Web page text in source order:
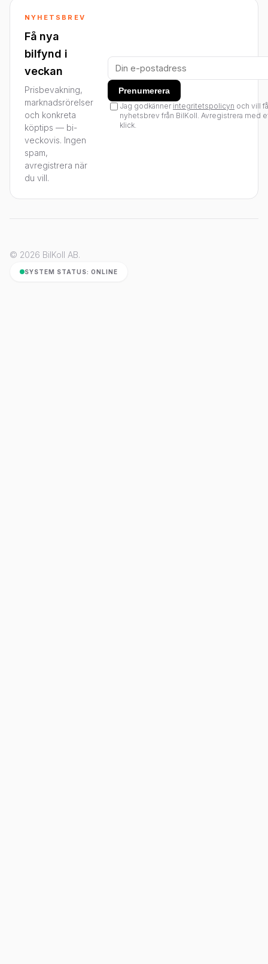
NYHETSBREV
Få nya
bilfynd i
veckan
Prisbevakning,
marknadsrörelser
och konkreta
köptips — bi-
veckovis. Ingen
spam,
avregistrera när
du vill.
Prenumerera
Jag godkänner integritetspolicyn och vill få
nyhetsbrev från BilKoll. Avregistrera med
klick.
© 2026 BilKoll AB.
SYSTEM STATUS: ONLINE